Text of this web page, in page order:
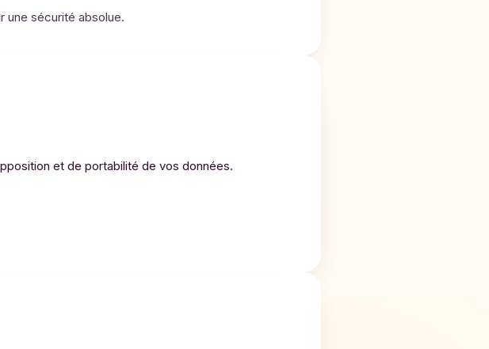
une sécurité absolue.
et de portabilité de vos données.